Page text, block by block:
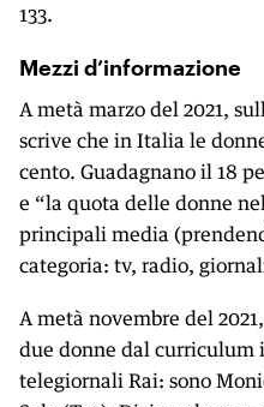
133.
Mezzi d’informazione
A metà marzo del 2021,
scrive che in Italia le
cento. Guadagnano il 18
e “la quota delle donne
principali media
categoria: tv, radio,
A metà novembre del
due donne dal curriculum
telegiornali Rai: sono